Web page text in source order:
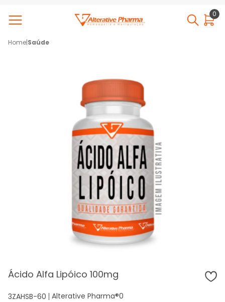
0
Home|Saúde
Ácido Alfa Lipóico 100mg
3ZAHSB-60 Alterative Pharma®0